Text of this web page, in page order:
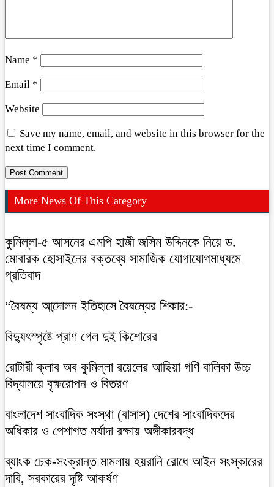
Name *
Email *
Website
Save my name, email, and website in this browser for the
next time I comment.
More News Of This Category
কুমিল্লা-৫ আসনের এমপি হাজী জসিম উদ্দিনকে নিয়ে ড.
মোবারক হোসাইনের বক্তব্যে সামাজিক যোগাযোগমাধ্যমে
প্রতিবাদ
“বৈষম্য আন্দোলন ইতিহাসে বৈষম্যের শিকার:-
বিদ্যুৎস্পৃষ্টে প্রাণ গেল দুই কিশোরের
রোটারী ক্লাব অব কুমিল্লা রয়েলের আছিয়া গণি বালিকা উচ্চ
বিদ্যালয়ে বৃক্ষরোপন ও বিতরণ
বাংলাদেশ সাংবাদিক সংস্থা (বাসাস) দেশের সাংবাদিকদের
অধিকার ও পেশাগত মর্যাদা রক্ষায় অঙ্গীকারবদ্ধ
ব্যাংক চেক-সংক্রান্ত মামলায় হয়রানি রোধে আইন সংস্কারের
দাবি, সরকারের দৃষ্টি আকর্ষণ